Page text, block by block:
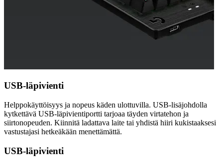
USB-läpivienti
Helppokäyttöisyys ja nopeus käden ulottuvilla. USB-lisäjohdolla
kytkettävä USB-läpivientiportti tarjoaa täyden virtatehon ja
siirtonopeuden. Kiinnitä ladattava laite tai yhdistä hiiri kukistaaksesi
vastustajasi hetkeäkään menettämättä.
USB-läpivienti